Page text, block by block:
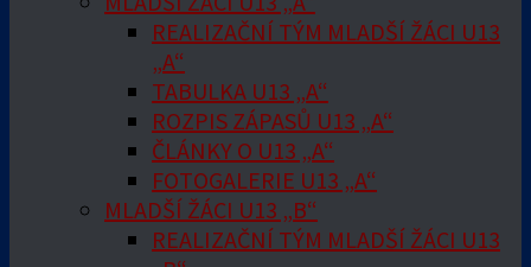
REALIZAČNÍ TÝM MLADŠÍ ŽÁCI U13
„A“
TABULKA U13 „A“
ROZPIS ZÁPASŮ U13 „A“
ČLÁNKY O U13 „A“
FOTOGALERIE U13 „A“
MLADŠÍ ŽÁCI U13 „B“
REALIZAČNÍ TÝM MLADŠÍ ŽÁCI U13